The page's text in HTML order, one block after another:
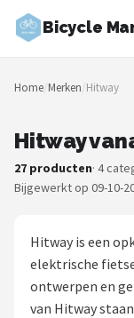
Bicycle
Zoeken
NAVIGATIE
Merken
Fietsroutes
Kinderfietsen
Home/Merken/Hitway
Hitway
27 producten· 4
Bijgewerkt op 09-10-
Hitway is een
elektrische
ontwerpen en
van Hitway